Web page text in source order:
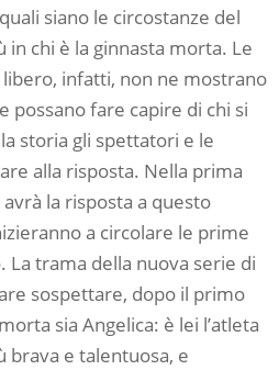
siano le circostanze del
in chi è la ginnasta morta. Le
infatti, non ne mostrano
possano fare capire di chi si
storia gli spettatori e le
alla risposta. Nella prima
la risposta a questo
a circolare le prime
La trama della nuova serie di
sospettare, dopo il primo
sia Angelica: è lei l’atleta
brava e talentuosa, e